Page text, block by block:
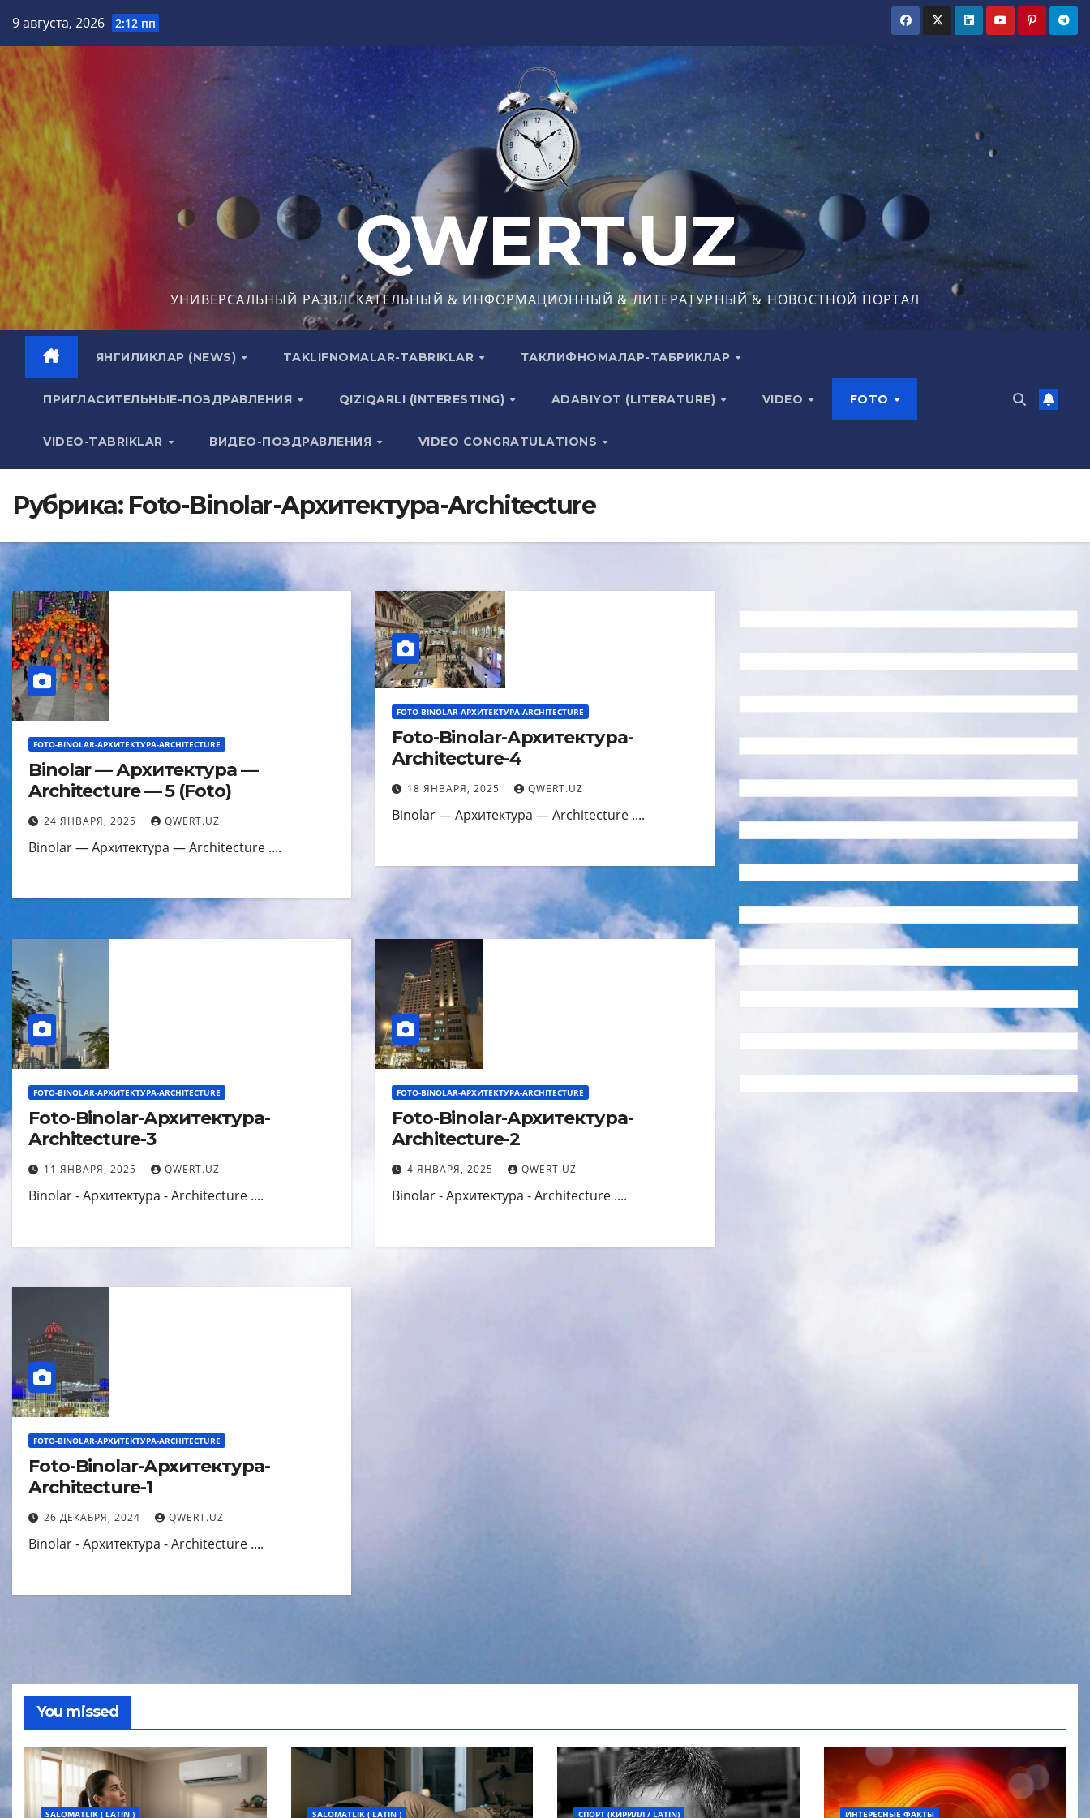
содержимому
9 августа, 2026 2:12 пп
QWERT.UZ
УНИВЕРСАЛЬНЫЙ РАЗВЛЕКАТЕЛЬНЫЙ & ИНФОРМАЦИОННЫЙ & ЛИТЕРАТУРНЫЙ & НОВОСТНОЙ ПОРТАЛ
ЯНГИЛИКЛАР (NEWS) TAKLIFNOMALAR-TABRIKLAR ТАКЛИФНОМАЛАР-ТАБРИКЛАР
ПРИГЛАСИТЕЛЬНЫЕ-ПОЗДРАВЛЕНИЯ QIZIQARLI (INTERESTING) ADABIYOT (LITERATURE) VIDEO FOTO
VIDEO-TABRIKLAR ВИДЕО-ПОЗДРАВЛЕНИЯ VIDEO CONGRATULATIONS
Рубрика: Foto-Binolar-Архитектура-Architecture
FOTO-BINOLAR-АРХИТЕКТУРА-ARCHITECTURE
Binolar — Архитектура —
Architecture — 5 (Foto)
24 ЯНВАРЯ, 2025 QWERT.UZ
Binolar — Архитектура — Architecture ....
FOTO-BINOLAR-АРХИТЕКТУРА-ARCHITECTURE
Foto-Binolar-Архитектура-
Architecture-4
18 ЯНВАРЯ, 2025 QWERT.UZ
Binolar — Архитектура — Architecture ....
FOTO-BINOLAR-АРХИТЕКТУРА-ARCHITECTURE
Foto-Binolar-Архитектура-
Architecture-3
11 ЯНВАРЯ, 2025 QWERT.UZ
Binolar - Архитектура - Architecture ....
FOTO-BINOLAR-АРХИТЕКТУРА-ARCHITECTURE
Foto-Binolar-Архитектура-
Architecture-2
4 ЯНВАРЯ, 2025 QWERT.UZ
Binolar - Архитектура - Architecture ....
FOTO-BINOLAR-АРХИТЕКТУРА-ARCHITECTURE
Foto-Binolar-Архитектура-
Architecture-1
26 ДЕКАБРЯ, 2024 QWERT.UZ
Binolar - Архитектура - Architecture ....
You missed
SALOMATLIK ( LATIN ) SALOMATLIK ( LATIN ) СПОРТ (КИРИЛЛ / LATIN) ИНТЕРЕСНЫЕ ФАКТЫ